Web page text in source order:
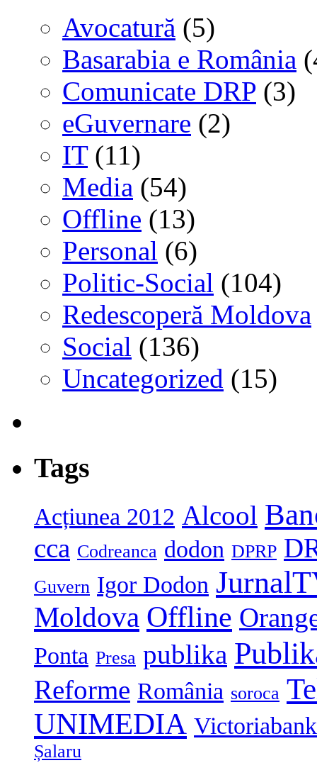
Avocatură (5)
Basarabia e România
Comunicate DRP (3)
eGuvernare (2)
IT(11)
Media (54)
Offline (13)
Personal (6)
Politic-Social (104)
Redescoperă Moldova
Social (136)
Uncategorized (15)
Tags
Acțiunea 2012 Alcool
cca Codreanca dodon DPRP
Guvern Igor Dodon
Moldova Offline
Ponta Presa publika
Reforme România soroca
UNIMEDIA Victoriabank
Șalaru